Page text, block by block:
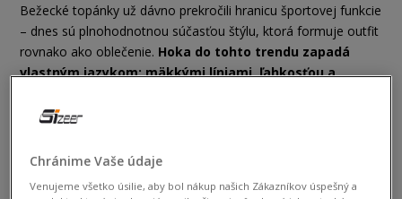
Bežecké topánky už dávno prekročili hranicu športovej funkcie
– dnes sú plnohodnotnou súčasťou štýlu, ktorá formuje outfit
rovnako ako oblečenie. Hoka do tohto trendu zapadá
vlastným jazykom: mäkkými líniami, ľahkosťou a
nie je len technický detail, ale rozhodnutie, ktoré ovplyvňuje,
premýšľate, ako vybrať správnu veľkosť Hoka, začnime od
Chránime Vaše údaje
Venujeme všetko úsilie, aby bol nákup našich Zákazníkov úspešný a